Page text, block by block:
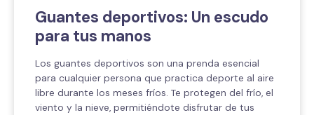
Guantes deportivos: Un escudo
para tus manos
Los guantes deportivos son una prenda esencial
para cualquier persona que practica deporte al aire
libre durante los meses fríos. Te protegen del frío, el
viento y la nieve, permitiéndote disfrutar de tus